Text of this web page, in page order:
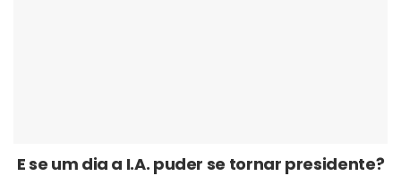
E se um dia a I.A. puder se tornar presidente?